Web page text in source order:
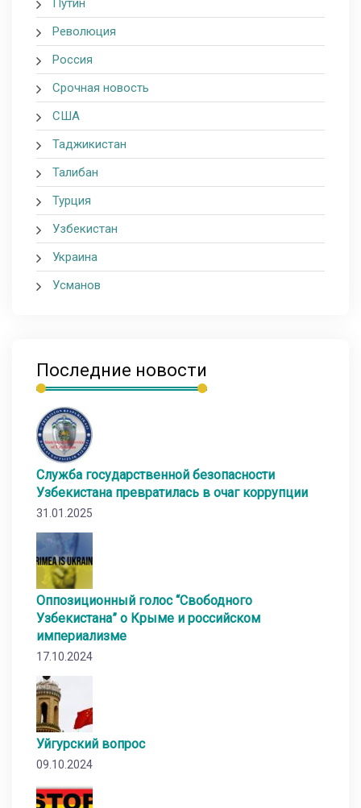
Путин
Революция
Россия
Срочная новость
США
Таджикистан
Талибан
Турция
Узбекистан
Украина
Усманов
Последние новости
Служба государственной безопасности
Узбекистана превратилась в очаг коррупции
31.01.2025
Оппозиционный голос “Свободного
Узбекистана” о Крыме и российском
империализме
17.10.2024
Уйгурский вопрос
09.10.2024